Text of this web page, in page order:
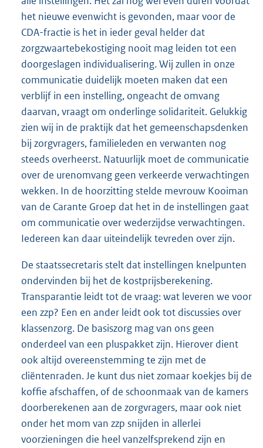
het nieuwe evenwicht is gevonden, maar voor de
CDA-fractie is het in ieder geval helder dat
zorgzwaartebekostiging nooit mag leiden tot een
doorgeslagen individualisering. Wij zullen in onze
communicatie duidelijk moeten maken dat een
verblijf in een instelling, ongeacht de omvang
daarvan, vraagt om onderlinge solidariteit. Gelukkig
zien wij in de praktijk dat het gemeenschapsdenken
bij zorgvragers, familieleden en verwanten nog
steeds overheerst. Natuurlijk moet de communicatie
over de urenomvang geen verkeerde verwachtingen
wekken. In de hoorzitting stelde mevrouw Kooiman
van de Carante Groep dat het in de instellingen gaat
om communicatie over wederzijdse verwachtingen.
Iedereen kan daar uiteindelijk tevreden over zijn.
De staatssecretaris stelt dat instellingen knelpunten
ondervinden bij het de kostprijsberekening.
Transparantie leidt tot de vraag: wat leveren we voor
een zzp? Een en ander leidt ook tot discussies over
klassenzorg. De basiszorg mag van ons geen
onderdeel van een pluspakket zijn. Hierover dient
ook altijd overeenstemming te zijn met de
cliëntenraden. Je kunt dus niet zomaar koekjes bij de
koffie afschaffen, of de schoonmaak van de kamers
doorberekenen aan de zorgvragers, maar ook niet
onder het mom van zzp snijden in allerlei
voorzieningen die heel vanzelfsprekend zijn en